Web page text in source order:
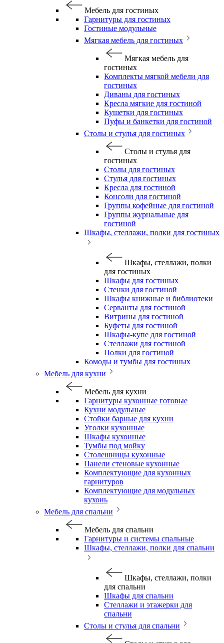
Мебель для гостиных
Гарнитуры для гостиных
Гостиные модульные
Мягкая мебель для гостиных
Мягкая мебель для
гостиных
Комплекты мягкой мебели для
гостиных
Диваны для гостиных
Кресла мягкие для гостиной
Кушетки для гостиных
Пуфы и банкетки для гостиной
Столы и стулья для гостиных
Столы и стулья для
гостиных
Столы для гостиных
Стулья для гостиных
Кресла для гостиной
Консоли для гостиной
Группы кофейные для гостиной
Группы журнальные для
гостиной
Шкафы, стеллажи, полки для гостиных
Шкафы, стеллажи, полки
для гостиных
Шкафы для гостиных
Стенки для гостиной
Шкафы книжные и библиотеки
Серванты для гостиной
Витрины для гостиной
Буфеты для гостиной
Шкафы-купе для гостиной
Стеллажи для гостиной
Полки для гостиной
Комоды и тумбы для гостиных
Мебель для кухни
Мебель для кухни
Гарнитуры кухонные готовые
Кухни модульные
Стойки барные для кухни
Уголки кухонные
Шкафы кухонные
Тумбы под мойку
Столешницы кухонные
Панели стеновые кухонные
Комплектующие для кухонных
гарнитуров
Комплектующие для модульных
кухонь
Мебель для спальни
Мебель для спальни
Гарнитуры и системы спальные
Шкафы, стеллажи, полки для спальни
Шкафы, стеллажи, полки
для спальни
Шкафы для спальни
Стеллажи и этажерки для
спальни
Столы и стулья для спальни